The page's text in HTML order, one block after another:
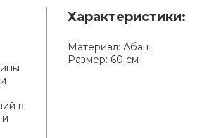
в
Характеристики:
Материал:Абаш
Размер: 60 см